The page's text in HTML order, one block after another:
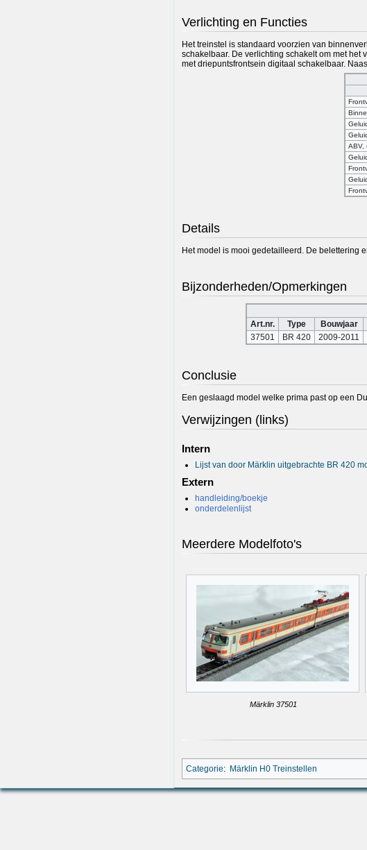
Verlichting en Functies
Het treinstel is standaard voorzien van
schakelbaar. De verlichting schakelt om met
met driepuntsfrontsein digitaal schakelbaar.
ABV,
Details
Het model is mooi gedetailleerd. De belettering
Bijzonderheden/Opmerkingen
Art.nr.
Type Bouwjaar
37501
BR 420 2009-2011
Conclusie
Een geslaagd model welke prima past op een
Verwijzingen (links)
Intern
Lijst van door Märklin uitgebrachte BR 420
Extern
handleiding/boekje
onderdelenlijst
Meerdere Modelfoto's
Märklin 37501
Categorie: Märklin H0 Treinstellen